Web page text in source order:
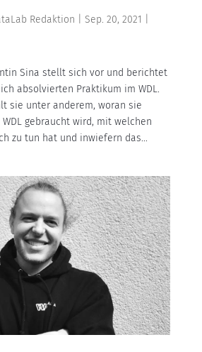
Redaktion Sep. 20, 2021
Sina stellt sich vor und berichtet
absolvierten Praktikum im WDL.
sie unter anderem, woran sie
gebraucht wird, mit welchen
zu tun hat und inwiefern das...